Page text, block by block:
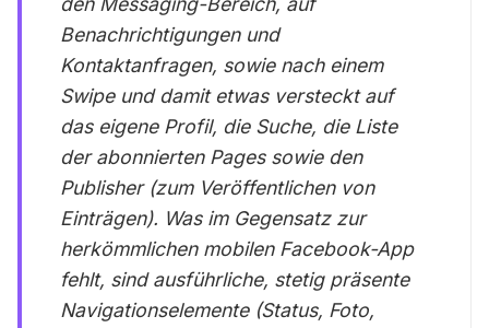
Benachrichtigungen und
Kontaktanfragen, sowie nach einem
Swipe und damit etwas versteckt auf
das eigene Profil, die Suche, die Liste
der abonnierten Pages sowie den
Publisher (zum Veröffentlichen von
Einträgen). Was im Gegensatz zur
herkömmlichen mobilen Facebook-App
fehlt, sind ausführliche, stetig präsente
Navigationselemente (Status, Foto,